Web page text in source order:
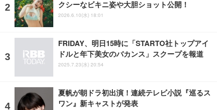
クシーなビキニ姿や大胆ショット公開！
2026.6.10(水) 18:01
FRIDAY、明日15時に「STARTO社トップアイ
ドルと年下美女のバカンス」スクープを報道
2025.7.23(水) 20:54
夏帆が朝ドラ初出演！連続テレビ小説『巡るス
ワン』新キャストが発表